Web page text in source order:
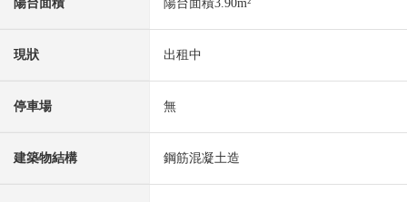
陽台面積 陽台面積3.90m²
現狀 出租中
停車場 無
建築物結構 鋼筋混凝土造